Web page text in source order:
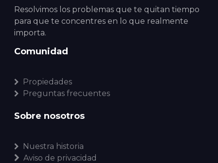
Resolvimos los problemas que te quitan tiempo
para que te concentres en lo que realmente
importa.
Comunidad
Propiedades
Preguntas frecuentes
Sobre nosotros
Nuestra historia
Aviso de privacidad